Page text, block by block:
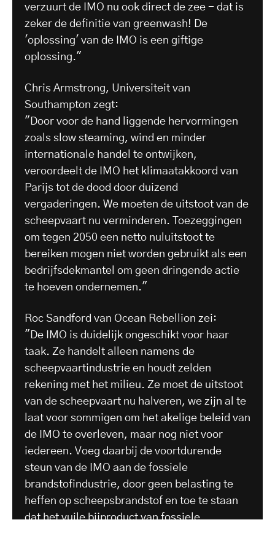
verzuurt de IMO nu ook direct de zee - dat is
zeker de definitie van greenwash! De
'oplossing' van de IMO is een giftige
oplossing."
Chris Armstrong, Universiteit van
Southampton zegt:
"Door voor de hand liggende hervormingen
zoals slow steaming, wind en minder
internationale handel te ontwijken,
veroordeelt de IMO het klimaatakkoord van
Parijs tot de dood door duizend
vergaderingen. We moeten de uitstoot van de
scheepvaart nu verminderen. Toezeggingen
om tegen 2050 een netto nuluitstoot te
bereiken mogen niet worden gebruikt als een
bedrijfsdekmantel om geen dringende actie
te hoeven ondernemen."
Roc Sandford van Ocean Rebellion zei:
"De IMO is duidelijk ongeschikt voor haar
taak. Ze handelt alleen namens de
scheepvaartindustrie en houdt zelden
rekening met het milieu. Ze moet de uitstoot
van de scheepvaart nu halveren, we zijn al te
laat voor sommigen om het akelige beleid van
de IMO te overleven, maar nog niet voor
iedereen. Voeg daarbij de voortdurende
steun van de IMO aan de fossiele
brandstofindustrie, door geen belasting te
heffen op scheepsbrandstof en toe te staan
dat het vuile bijproduct van fossiele